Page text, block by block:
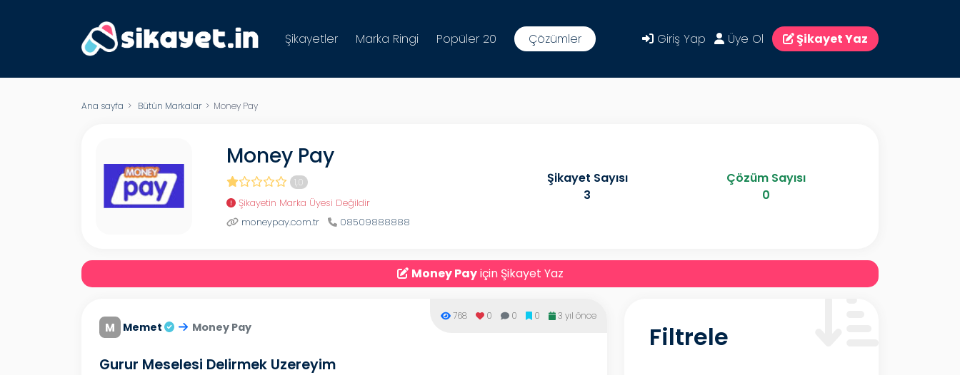
Şikayetler Marka Ringi Popüler 20 Çözümler Giriş Yap Üye Ol Şikayet Yaz
Ana sayfa > Bütün Markalar> Money Pay
Money Pay
1,0
Şikayetin Marka Üyesi Değildir
moneypay.com.tr
08509888888
Şikayet Sayısı
3
Çözüm Sayısı
0
Money Payiçin Şikayet Yaz
M Memet Money Pay
Gurur Meselesi Delirmek Uzereyim
768 0 0 0 3 yıl önce
Filtrele